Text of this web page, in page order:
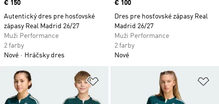
Price
€ 150
Autentický dres pre hosťovské
zápasy Real Madrid 26/27
Muži Performance
2 farby
Nové
Hráčsky dres
Price
€ 100
Dres pre hosťovské zápasy Real
Madrid 26/27
Muži Performance
2 farby
Nové
Pridať do zoznamu želaných